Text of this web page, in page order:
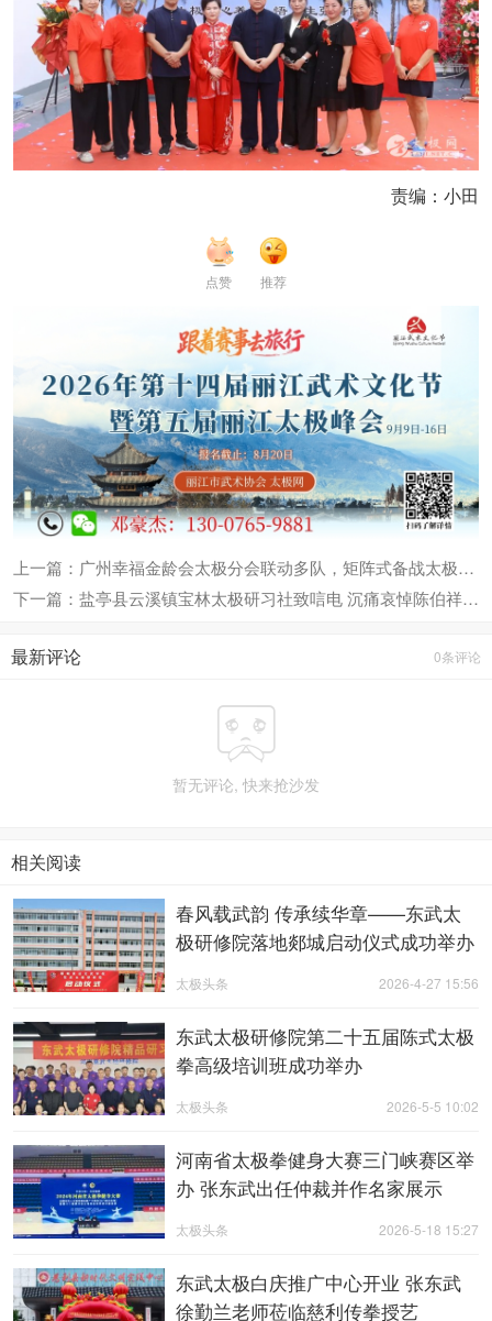
责编：小田
点赞 推荐
上一篇：广州幸福金龄会太极分会联动多队，矩阵式备战太极拳网络视频大赛！
下一篇：盐亭县云溪镇宝林太极研习社致唁电 沉痛哀悼陈伯祥先生
0条评论
最新评论

暂无评论, 快来抢沙发
相关阅读
春风载武韵 传承续华章——东武太
极研修院落地郯城启动仪式成功举办
2026-4-27 15:56
太极头条
东武太极研修院第二十五届陈式太极
拳高级培训班成功举办
2026-5-5 10:02
太极头条
河南省太极拳健身大赛三门峡赛区举
办 张东武出任仲裁并作名家展示
2026-5-18 15:27
太极头条
东武太极白庆推广中心开业 张东武
徐勤兰老师莅临慈利传拳授艺